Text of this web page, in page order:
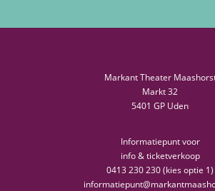
Markant Theater
Markt 32
5401 GP Uden
Informatiepunt voor
info & ticketverkoop
0413 230 230 (kies optie 1)